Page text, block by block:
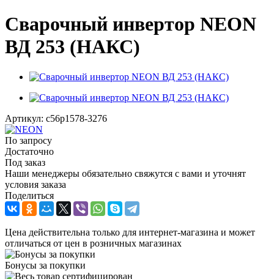
Сварочный инвертор NEON
ВД 253 (НАКС)
Артикул: c56p1578-3276
По запросу
Достаточно
Под заказ
Наши менеджеры обязательно свяжутся с вами и уточнят
условия заказа
Поделиться
Цена действительна только для интернет-магазина и может
отличаться от цен в розничных магазинах
Бонусы за покупки